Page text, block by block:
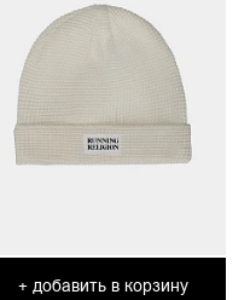
+ добавить в корзину